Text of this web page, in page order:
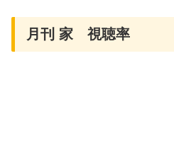
月刊 家 視聴率